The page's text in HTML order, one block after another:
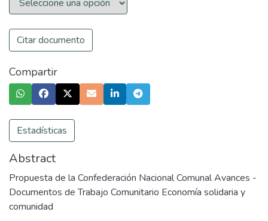
Citar documento
Compartir
Estadísticas
Abstract
Propuesta de la Confederación Nacional Comunal Avances -
Documentos de Trabajo Comunitario Economía solidaria y
comunidad